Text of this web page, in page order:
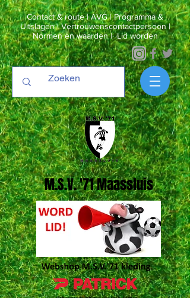
Contact & route|AVG|Programma &
Uitslagen|Vertrouwenscontactpersoon|
Normen en waarden|Lid worden
M.S.V. '71 Maassluis